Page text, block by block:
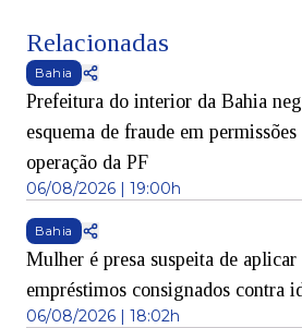
Relacionadas
Bahia
Prefeitura do interior da Bahia
esquema de fraude em
operação da PF
06/08/2026 | 19:00h
Bahia
Mulher é presa suspeita de
empréstimos consignados contra
06/08/2026 | 18:02h